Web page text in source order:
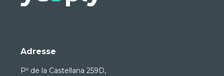
Adresse
Pº de la Castellana 259D,